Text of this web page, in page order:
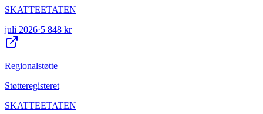
SKATTEETATEN
juli 2026·5 848 kr
Regionalstøtte
Støtteregisteret
SKATTEETATEN